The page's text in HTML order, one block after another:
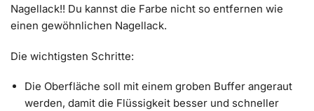
Nagellack!! Du kannst die Farbe nicht so entfernen wie
einen gewöhnlichen Nagellack.
Die wichtigsten Schritte:
Die Oberfläche soll mit einem groben Buffer angeraut
werden, damit die Flüssigkeit besser und schneller